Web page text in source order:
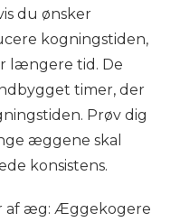
du ønsker
kogningstiden,
længere tid. De
timer, der
Prøv dig
æggene skal
konsistens.
af æg: Æggekogere